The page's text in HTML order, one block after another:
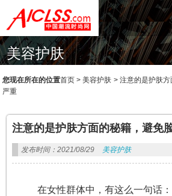
美容护肤
您现在所在的位置首页 >美容护肤 >注意的是护肤
严重
注意的是护肤方面的秘籍，避免
发布时间：2021/08/29 美容护肤
在女性群体中，有这么一句话